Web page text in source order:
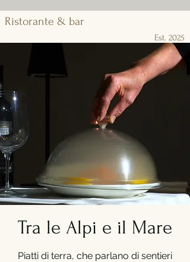
Ristorante & bar
Est. 2025
Tra le Alpi e il Mare
Piatti di terra, che parlano di sentieri